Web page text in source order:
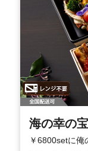
海の幸の
￥6800setに俺